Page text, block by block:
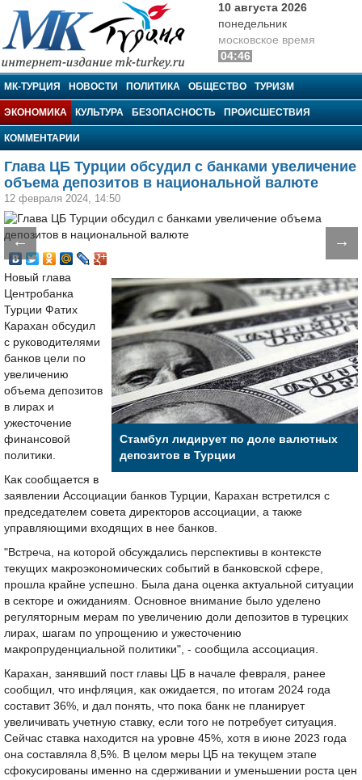
МК-Турция
10 августа 2026
понедельник
московское время
04:46
МК-ТУРЦИЯ НОВОСТИ ПОЛИТИКА ОБЩЕСТВО ТУРИЗМ
ЭКОНОМИКА КУЛЬТУРА БЕЗОПАСНОСТЬ ПРОИСШЕСТВИЯ
КОММЕНТАРИИ
Глава ЦБ Турции обсудил с банками увеличение
объема депозитов в национальной валюте
12 февраля 2024, 14:50
← →
Стамбул лидирует по доле валютных
депозитов в Турции
Новый глава
Центробанка
Турции Фатих
Карахан обсудил
с руководителями
банков цели по
увеличению
объема депозитов
в лирах и
ужесточение
финансовой
политики.
Как сообщается в
заявлении Ассоциации банков Турции, Карахан встретился с
председателем совета директоров ассоциации, а также
управляющими входящих в нее банков.
"Встреча, на которой обсуждались перспективы в контексте
текущих макроэкономических событий в банковской сфере,
прошла крайне успешно. Была дана оценка актуальной ситуации
в секторе и ожиданиям. Основное внимание было уделено
регуляторным мерам по увеличению доли депозитов в турецких
лирах, шагам по упрощению и ужесточению
макропруденциальной политики", - сообщила ассоциация.
Карахан, занявший пост главы ЦБ в начале февраля, ранее
сообщил, что инфляция, как ожидается, по итогам 2024 года
составит 36%, и дал понять, что пока банк не планирует
увеличивать учетную ставку, если того не потребует ситуация.
Сейчас ставка находится на уровне 45%, хотя в июне 2023 года
она составляла 8,5%. В целом меры ЦБ на текущем этапе
сфокусированы именно на сдерживании и уменьшении роста цен